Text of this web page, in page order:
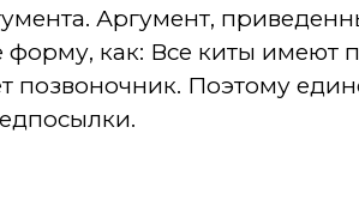
Аргумент,
форму, как: Все киты имеют
позвоночник. Поэтому